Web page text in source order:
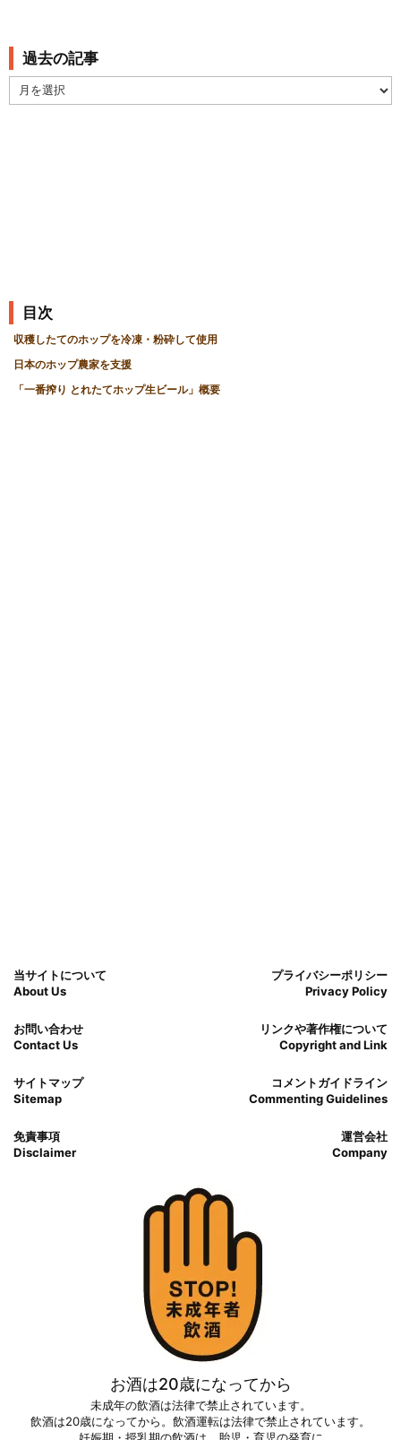
過去の記事
去
目次
収穫したてのホップを冷凍・粉砕して使用
日本のホップ農家を支援
「一番搾り とれたてホップ生ビール」概要
当サイトについて
About Us
プライバシーポリシー
Privacy Policy
お問い合わせ
Contact Us
リンクや著作権について
Copyright and Link
サイトマップ
Sitemap
コメントガイドライン
Commenting Guidelines
免責事項
Disclaimer
運営会社
Company
お酒は20歳になってから
未成年の飲酒は法律で禁止されています。
飲酒は20歳になってから。飲酒運転は法律で禁止されています。
妊娠期・授乳期の飲酒は、胎児・育児の発育に